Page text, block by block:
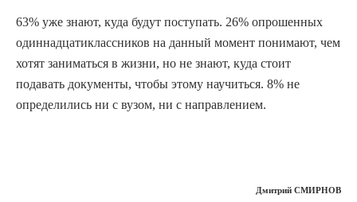
63% уже знают, куда будут поступать. 26% опрошенных
одиннадцатиклассников на данный момент понимают, чем
хотят заниматься в жизни, но не знают, куда стоит
подавать документы, чтобы этому научиться. 8% не
определились ни с вузом, ни с направлением.
Дмитрий СМИРНОВ